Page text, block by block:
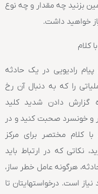
بزنید چه مقدار و چه نوع
خواهید داشت.
کلام
پیام رادیویی در یک حادثه
را که به دنبال آن رخ
گزارش دادن شدید کلید
و خونسرد صحبت کنید و در
کلام مختصر برای مرکز
نکاتی که در ارتباط باید
هرگونه عامل خطر ساز،
است. درخواستهایتان تا